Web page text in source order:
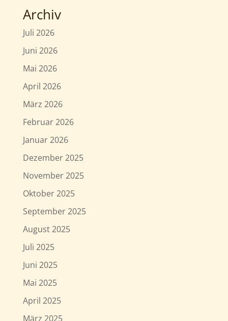
Archiv
Juli 2026
Juni 2026
Mai 2026
April 2026
März 2026
Februar 2026
Januar 2026
Dezember 2025
November 2025
Oktober 2025
September 2025
August 2025
Juli 2025
Juni 2025
Mai 2025
April 2025
März 2025